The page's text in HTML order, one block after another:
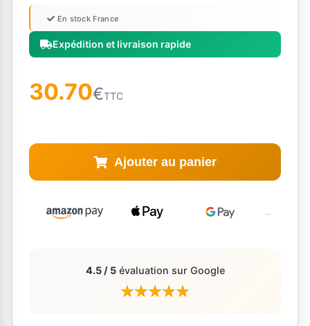
Expédition et livraison rapide
En stock France
30.70€TTC
Ajouter au panier
4.5 / 5évaluation sur Google